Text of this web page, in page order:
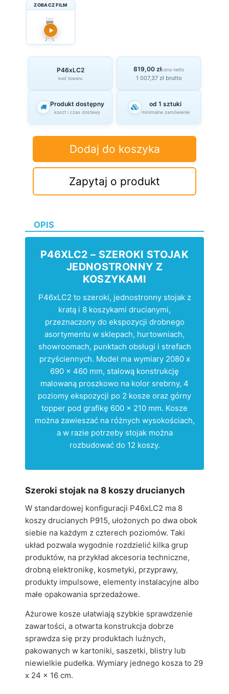
ZOBACZ FILM
▶
P46xLC2
kod towaru
819,00 złcena netto
1 007,37 zł brutto
Produkt dostępny
koszt i czas dostawy
od 1 sztuki
minimalne zamówienie
Zapytaj o produkt
Dodaj do koszyka
OPIS
P46XLC2 – SZEROKI STOJAK
JEDNOSTRONNY Z
KOSZYKAMI
P46xLC2 to szeroki, jednostronny stojak z
kratą i 8 koszykami drucianymi,
przeznaczony do ekspozycji drobnego
asortymentu w sklepach, hurtowniach,
showroomach, punktach obsługi i strefach
przyściennych. Model ma wymiary 2080 x
690 x 460 mm, stalową konstrukcję
malowaną proszkowo na kolor srebrny, 4
poziomy ekspozycji po 2 kosze oraz górny
topper pod grafikę 600 x 210 mm. Kosze
można zawieszać na różnych wysokościach,
a w razie potrzeby stojak można
rozbudować do 12 koszy.
Szeroki stojak na 8 koszy drucianych
W standardowej konfiguracji P46xLC2 ma 8
koszy drucianych P915, ułożonych po dwa obok
siebie na każdym z czterech poziomów. Taki
układ pozwala wygodnie rozdzielić kilka grup
produktów, na przykład akcesoria techniczne,
drobną elektronikę, kosmetyki, przyprawy,
produkty impulsowe, elementy instalacyjne albo
małe opakowania sprzedażowe.
Ażurowe kosze ułatwiają szybkie sprawdzenie
zawartości, a otwarta konstrukcja dobrze
sprawdza się przy produktach luźnych,
pakowanych w kartoniki, saszetki, blistry lub
niewielkie pudełka. Wymiary jednego kosza to 29
x 24 x 16 cm.